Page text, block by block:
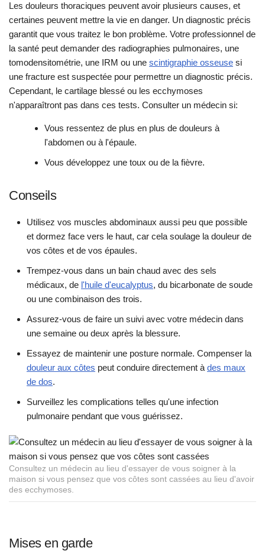
Les douleurs thoraciques peuvent avoir plusieurs causes, et
certaines peuvent mettre la vie en danger. Un diagnostic précis
garantit que vous traitez le bon problème. Votre professionnel de
la santé peut demander des radiographies pulmonaires, une
tomodensitométrie, une IRM ou une scintigraphie osseuse si
une fracture est suspectée pour permettre un diagnostic précis.
Cependant, le cartilage blessé ou les ecchymoses
n'apparaîtront pas dans ces tests. Consulter un médecin si:
Vous ressentez de plus en plus de douleurs à
l'abdomen ou à l'épaule.
Vous développez une toux ou de la fièvre.
Conseils
Utilisez vos muscles abdominaux aussi peu que possible
et dormez face vers le haut, car cela soulage la douleur de
vos côtes et de vos épaules.
Trempez-vous dans un bain chaud avec des sels
médicaux, de l'huile d'eucalyptus, du bicarbonate de soude
ou une combinaison des trois.
Assurez-vous de faire un suivi avec votre médecin dans
une semaine ou deux après la blessure.
Essayez de maintenir une posture normale. Compenser la
douleur aux côtes peut conduire directement à des maux
de dos.
Surveillez les complications telles qu'une infection
pulmonaire pendant que vous guérissez.
Consultez un médecin au lieu d'essayer de vous soigner à la
maison si vous pensez que vos côtes sont cassées au lieu d'avoir
des ecchymoses.
Mises en garde